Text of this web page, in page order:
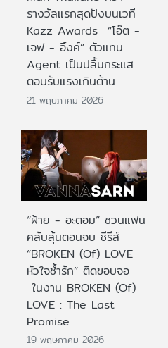
รางวัลแรกสุดปังบนเวที
Kazz Awards “โอ๊ต -
เจฟ - อิ้งค์” ตัวแทน
Agent เป็นปลื้มกระแส
ตอบรับแรงเกินต้าน
21 พฤษภาคม 2026
“ฝ้าย - อะตอม” ชวนแฟน
คลับลุ้นตอนจบ ซีรีส์
“BROKEN (Of) LOVE
หัวใจช้ำรัก” ติดขอบจอ
ในงาน BROKEN (Of)
LOVE : The Last
Promise
19 พฤษภาคม 2026